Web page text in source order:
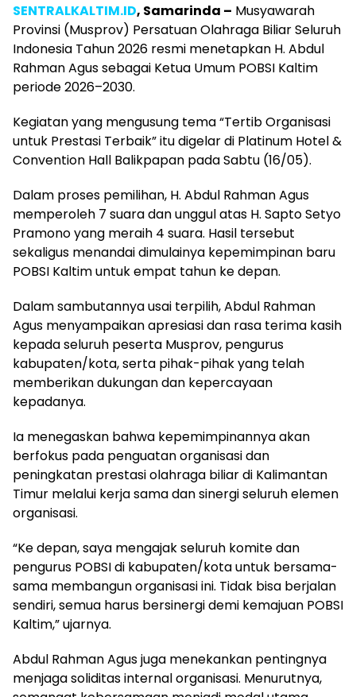
SENTRALKALTIM.ID, Samarinda – Musyawarah
Provinsi (Musprov) Persatuan Olahraga Biliar Seluruh
Indonesia Tahun 2026 resmi menetapkan H. Abdul
Rahman Agus sebagai Ketua Umum POBSI Kaltim
periode 2026–2030.
Kegiatan yang mengusung tema “Tertib Organisasi
untuk Prestasi Terbaik” itu digelar di Platinum Hotel &
Convention Hall Balikpapan pada Sabtu (16/05).
Dalam proses pemilihan, H. Abdul Rahman Agus
memperoleh 7 suara dan unggul atas H. Sapto Setyo
Pramono yang meraih 4 suara. Hasil tersebut
sekaligus menandai dimulainya kepemimpinan baru
POBSI Kaltim untuk empat tahun ke depan.
Dalam sambutannya usai terpilih, Abdul Rahman
Agus menyampaikan apresiasi dan rasa terima kasih
kepada seluruh peserta Musprov, pengurus
kabupaten/kota, serta pihak-pihak yang telah
memberikan dukungan dan kepercayaan
kepadanya.
Ia menegaskan bahwa kepemimpinannya akan
berfokus pada penguatan organisasi dan
peningkatan prestasi olahraga biliar di Kalimantan
Timur melalui kerja sama dan sinergi seluruh elemen
organisasi.
“Ke depan, saya mengajak seluruh komite dan
pengurus POBSI di kabupaten/kota untuk bersama-
sama membangun organisasi ini. Tidak bisa berjalan
sendiri, semua harus bersinergi demi kemajuan POBSI
Kaltim,” ujarnya.
Abdul Rahman Agus juga menekankan pentingnya
menjaga soliditas internal organisasi. Menurutnya,